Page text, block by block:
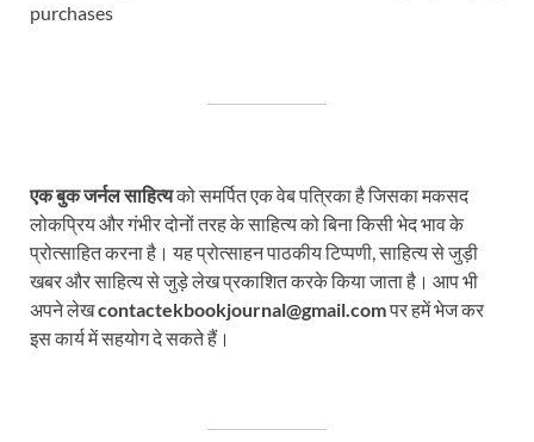
purchases
एक बुक जर्नल साहित्यको समर्पित एक वेब पत्रिका है जिसका मकसद
लोकप्रिय और गंभीर दोनों तरह के साहित्य को बिना किसी भेद भाव के
प्रोत्साहित करना है। यह प्रोत्साहन पाठकीय टिप्पणी, साहित्य से जुड़ी
खबर और साहित्य से जुड़े लेख प्रकाशित करके किया जाता है। आप भी
अपने लेखcontactekbookjournal@gmail.comपर हमें भेज कर
इस कार्य में सहयोग दे सकते हैं।